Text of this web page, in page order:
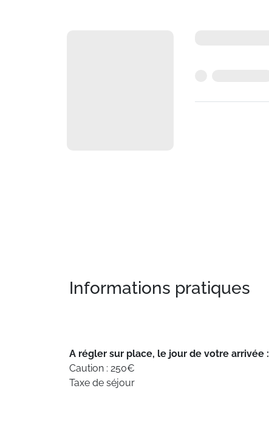
Informations pratiques
A régler sur place, le jour de votre arrivée :
Caution : 250€
Taxe de séjour